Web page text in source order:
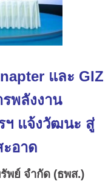
และ GIZ
พลังงาน
ฯ แจ้งวัฒนะ สู่
อาด
ย์ จำกัด (ธพส.)